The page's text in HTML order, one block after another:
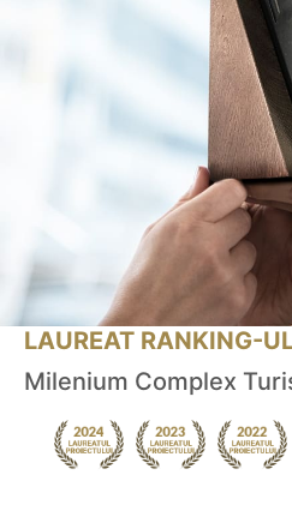
LAUREAT RANKING-
Milenium Complex